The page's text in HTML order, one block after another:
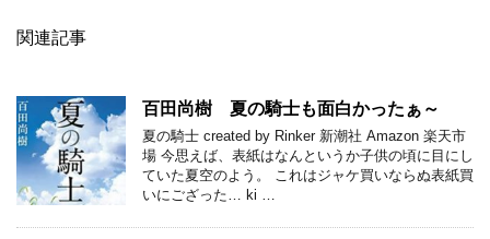
関連記事
百田尚樹 夏の騎士も面白かったぁ～
夏の騎士 created by Rinker 新潮社 Amazon 楽天市
場 今思えば、表紙はなんというか子供の頃に目にし
ていた夏空のよう。 これはジャケ買いならぬ表紙買
いにござった… ki …